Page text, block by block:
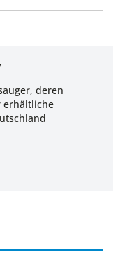
deren
erhältliche